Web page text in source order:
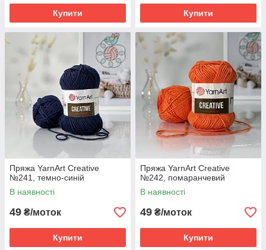
Купити Купити
Пряжа YarnArt Creative
№241, темно-синій
В наявності
49 ₴/моток
Купити
Пряжа YarnArt Creative
№242, помаранчевий
В наявності
49 ₴/моток
Купити